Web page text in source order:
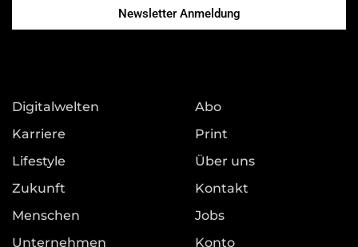
Newsletter Anmeldung
Digitalwelten
Karriere
Lifestyle
Zukunft
Menschen
Unternehmen
Abo
Print
Über uns
Kontakt
Jobs
Konto